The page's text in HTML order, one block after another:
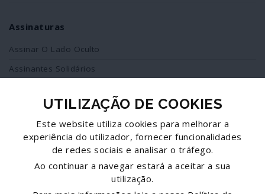
Assinaturas
Assinar O Lado Oculto
Assinantes Solidários
Redes Sociais
Siga-nos no facebook
UTILIZAÇÃO DE COOKIES
Este website utiliza cookies para melhorar a
experiência do utilizador, fornecer funcionalidades
de redes sociais e analisar o tráfego.
Ao continuar a navegar estará a aceitar a sua
utilização.